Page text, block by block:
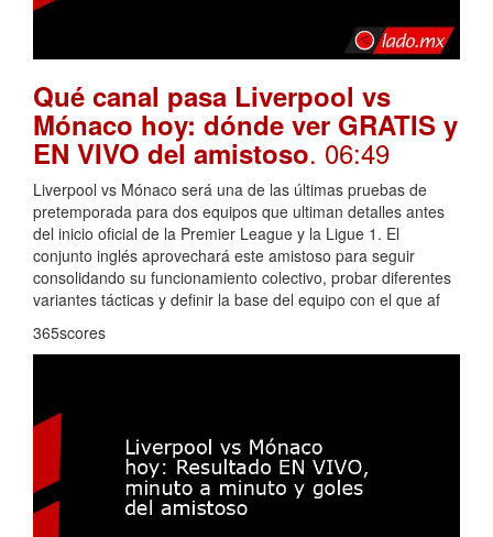
Qué canal pasa Liverpool vs
Mónaco hoy: dónde ver GRATIS y
EN VIVO del amistoso. 06:49
Liverpool vs Mónaco será una de las últimas pruebas de
pretemporada para dos equipos que ultiman detalles antes
del inicio oficial de la Premier League y la Ligue 1. El
conjunto inglés aprovechará este amistoso para seguir
consolidando su funcionamiento colectivo, probar diferentes
variantes tácticas y definir la base del equipo con el que af
365scores